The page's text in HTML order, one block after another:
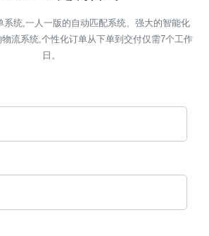
系统,一人一版的自动匹配系统、强大的智能化
流系统,个性化订单从下单到交付仅需7个工作
日。